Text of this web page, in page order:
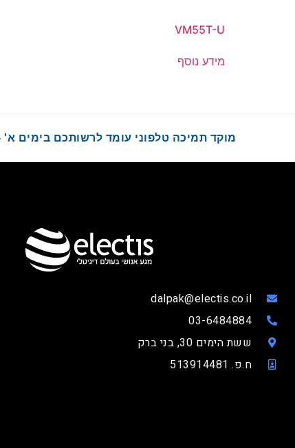
VM55T-U
מידע נוסף
מוקד תמיכה טלפוני עומד לרשותכם בימים א' - ה'
dalpak@electis.co.il
03-6484884
ששת הימים 30, בני ברק
ח.פ. 513914481